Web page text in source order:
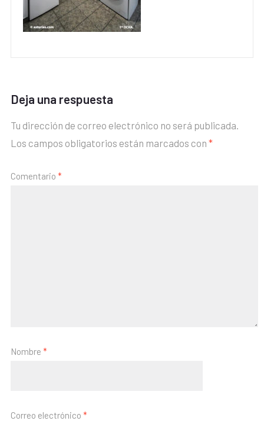
Deja una respuesta
Tu dirección de correo electrónico no será publicada.
Los campos obligatorios están marcados con *
Comentario *
Nombre *
Correo electrónico *